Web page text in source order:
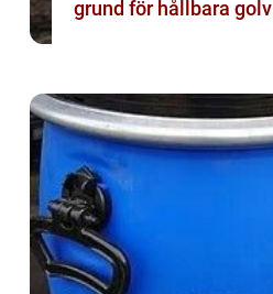
grund för hållbara golv